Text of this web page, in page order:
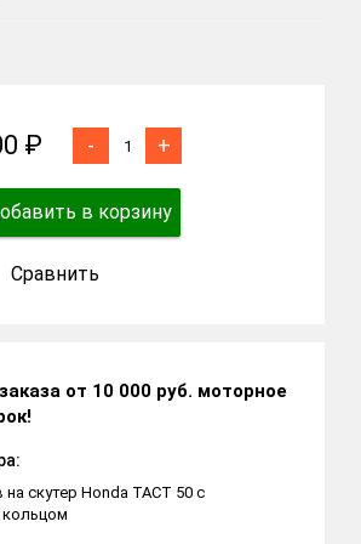
₽ - +
в корзину
Сравнить
от 10 000 руб. моторное
скутер Honda TACT 50 с